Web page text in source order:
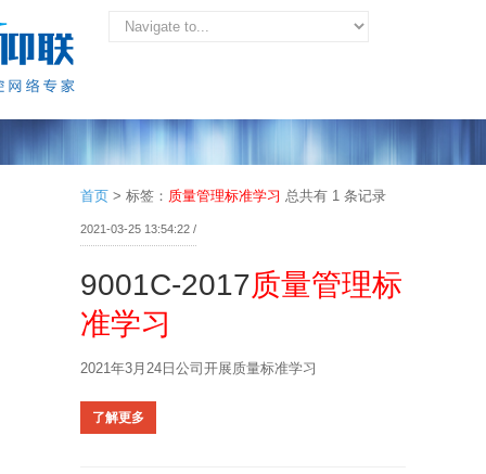
首页 > 标签： 质量管理标准学习 总共有 1 条记录
2021-03-25 13:54:22 /
9001C-2017质量管理标
准学习
2021年3月24日公司开展质量标准学习
了解更多